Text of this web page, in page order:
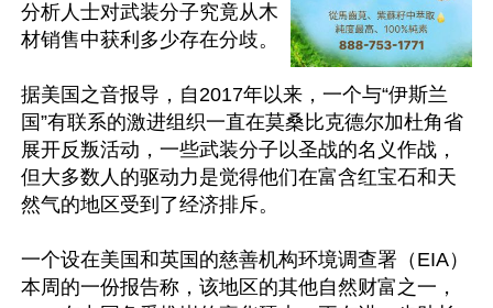
分析人士对武装分子究竟从木
材销售中获利多少存在分歧。
据美国之音报导，自2017年以来，一个与“伊斯兰
国”有联系的激进组织一直在莫桑比克德尔加杜角省
展开反叛活动，一些武装分子以圣战的名义作战，
但大多数人的驱动力是觉得他们在富含红宝石和天
然气的地区受到了经济排斥。
一个设在美国和英国的慈善机构环境调查署（EIA）
本周的一份报告称，该地区的其他自然财富之一，